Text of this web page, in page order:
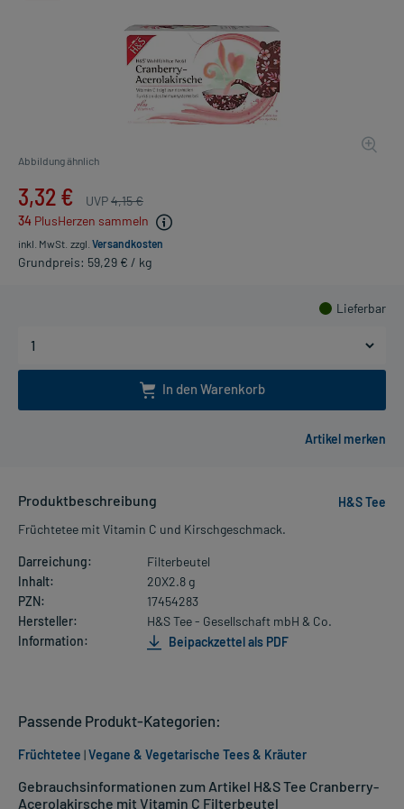
Abbildung ähnlich
3,32 € UVP4,15 €
34 PlusHerzen sammeln
inkl. MwSt. zzgl. Versandkosten
Grundpreis: 59,29 € / kg
Lieferbar
In den Warenkorb
Produktbeschreibung
H&S Tee
Früchtetee mit Vitamin C und Kirschgeschmack.
Darreichung:
Filterbeutel
Inhalt:
20X2.8 g
PZN:
17454283
Hersteller:
H&S Tee - Gesellschaft mbH & Co.
Information:
Beipackzettel als PDF
Gebrauchsinformationen zum Artikel H&S Tee Cranberry-
Acerolakirsche mit Vitamin C Filterbeutel
Passende Produkt-Kategorien:
Früchtetee |Vegane & Vegetarische Tees & Kräuter